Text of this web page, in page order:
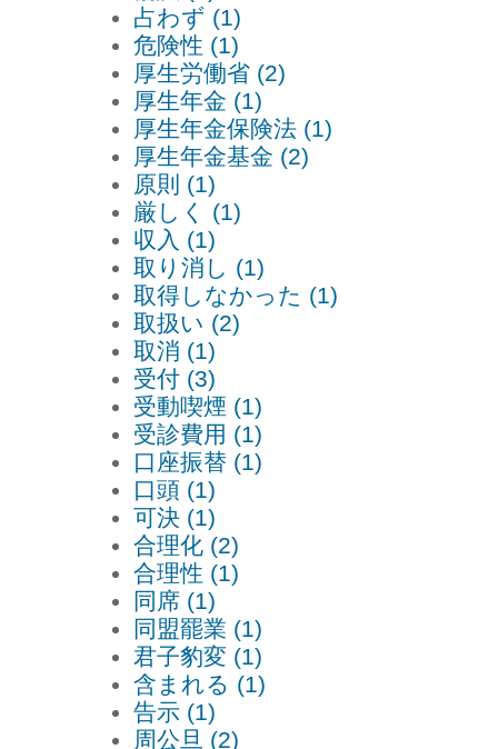
占わず (1)
危険性 (1)
厚生労働省 (2)
厚生年金 (1)
厚生年金保険法 (1)
厚生年金基金 (2)
原則 (1)
厳しく (1)
収入 (1)
取り消し (1)
取得しなかった (1)
取扱い (2)
取消 (1)
受付 (3)
受動喫煙 (1)
受診費用 (1)
口座振替 (1)
口頭 (1)
可決 (1)
合理化 (2)
合理性 (1)
同席 (1)
同盟罷業 (1)
君子豹変 (1)
含まれる (1)
告示 (1)
周公旦 (2)